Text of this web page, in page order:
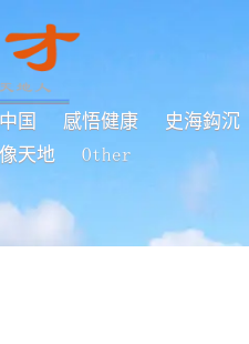
国 感悟健康
史海鈎沉
天地 Other